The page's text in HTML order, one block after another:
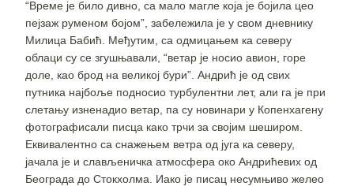
“Време је било дивно, са мало магле која је бојила цео
пејзаж руменом бојом”, забележила је у свом дневнику
Милица Бабић. Међутим, са одмицањем ка северу
облаци су се згушњавали, “ветар је носио авион, горе
доле, као брод на великој бури”. Андрић је од свих
путника најбоље подносио турбулентни лет, али га је при
слетању изненадио ветар, па су новинари у Копенхагену
фотографисали писца како трчи за својим шеширом.
Еквивалентно са снажењем ветра од југа ка северу,
јачала је и слављеничка атмосфера око Андрићевих од
Београда до Стокхолма. Иако је писац несумњиво желео